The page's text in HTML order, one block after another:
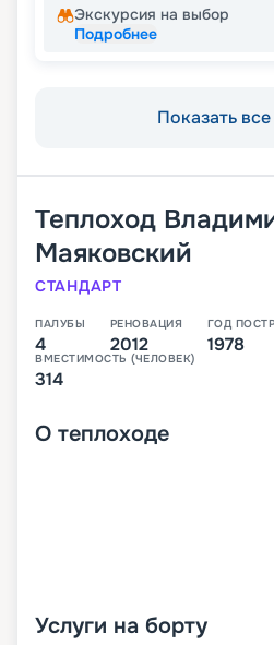
Экскурсия на выбор
Подробнее
Показать
Теплоход
Маяковский
СТАНДАРТ
ПАЛУБЫ
4
РЕНОВАЦИЯ
2012
ГОД
1978
ВМЕСТИМОСТЬ (ЧЕЛОВЕК)
314
О теплоходе
Услуги на борту